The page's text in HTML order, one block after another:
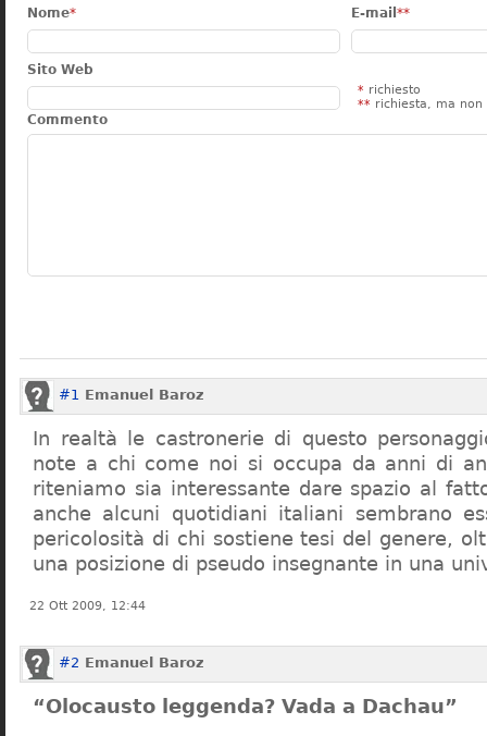
Nome* E-mail **
Sito Web
* richiesto
** richiesta, ma non
Commento
#1 Emanuel Baroz
In realtà le castronerie di questo
note a chi come noi si occupa da anni di
riteniamo sia interessante dare spazio al fatto
anche alcuni quotidiani italiani sembrano
pericolosità di chi sostiene tesi del genere,
una posizione di pseudo insegnante in una
22 Ott 2009, 12:44
#2 Emanuel Baroz
“Olocausto leggenda? Vada a Dachau”